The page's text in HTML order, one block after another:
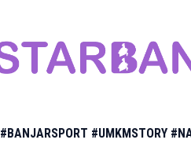
#BANJARSPORT #UMKMSTORY